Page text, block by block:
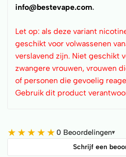
info@bestevape.com.
Let op: als deze variant
geschikt voor volwassenen
verslavend zijn. Niet geschikt
zwangere vrouwen, vrouwen
of personen die gevoelig
Gebruik dit product
★★★★★ 0 Beoordelingen▾
Schrijf een